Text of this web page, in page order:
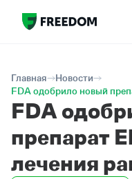
Главная
Новости
FDA одобрило новый
FDA
препарат
лечения